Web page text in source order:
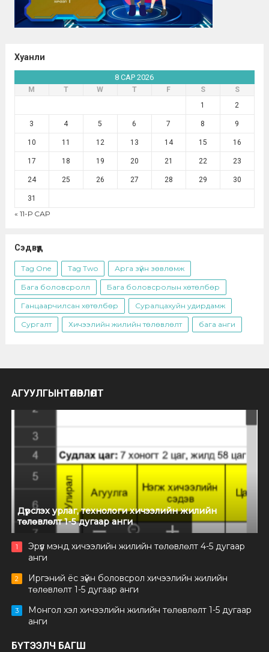
Хуанли
8 САР 2026
М Т W Т F S
S
1
2
3 4 5 6 7 8 9
10 11 12 13 14 15 16
17 18 19 20 21 22 23
24 25 26 27 28 29 30
31
« 11-Р САР
Сэдвүүд
Tag One Tag Two Арга зүйн зөвлөмж
Бага боловсролл Бага боловсролын хөтөлбөр
Ганцаарчилсан хөтөлбөр Суралцахуйн удирдамж
Сургалт Хичээлийн жилийн төлөвлөлт бага анги
АГУУЛГЫНТӨЛӨВЛӨЛТ
Дүрслэх урлаг, технологи хичээлийн жилийн
төлөвлөлт 1-5 дугаар анги
1
Эрүүл мэнд хичээлийн жилийн төлөвлөлт 4-5 дугаар
анги
2
Иргэний ёс зүйн боловсрол хичээлийн жилийн
төлөвлөлт 1-5 дугаар анги
3
Монгол хэл хичээлийн жилийн төлөвлөлт 1-5 дугаар
анги
БҮТЭЭЛЧ БАГШ